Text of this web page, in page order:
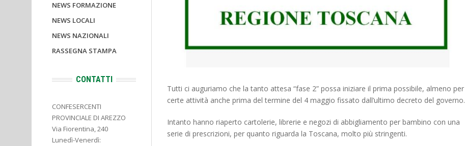
Tutti ci auguriamo che la tanto attesa “fase 2” possa iniziare il prima possibile, almeno per
certe attività anche prima del termine del 4 maggio fissato dall’ultimo decreto del governo.
Intanto hanno riaperto cartolerie, librerie e negozi di abbigliamento per bambino con una
serie di prescrizioni, per quanto riguarda la Toscana, molto più stringenti.
NEWS FORMAZIONE
NEWS LOCALI
NEWS NAZIONALI
RASSEGNA STAMPA
CONTATTI
CONFESERCENTI
PROVINCIALE DI AREZZO
Via Fiorentina, 240
Lunedì-Venerdì: